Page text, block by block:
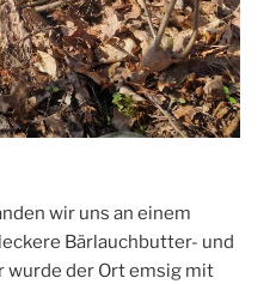
wir uns an einem
Bärlauchbutter- und
wurde der Ort emsig mit